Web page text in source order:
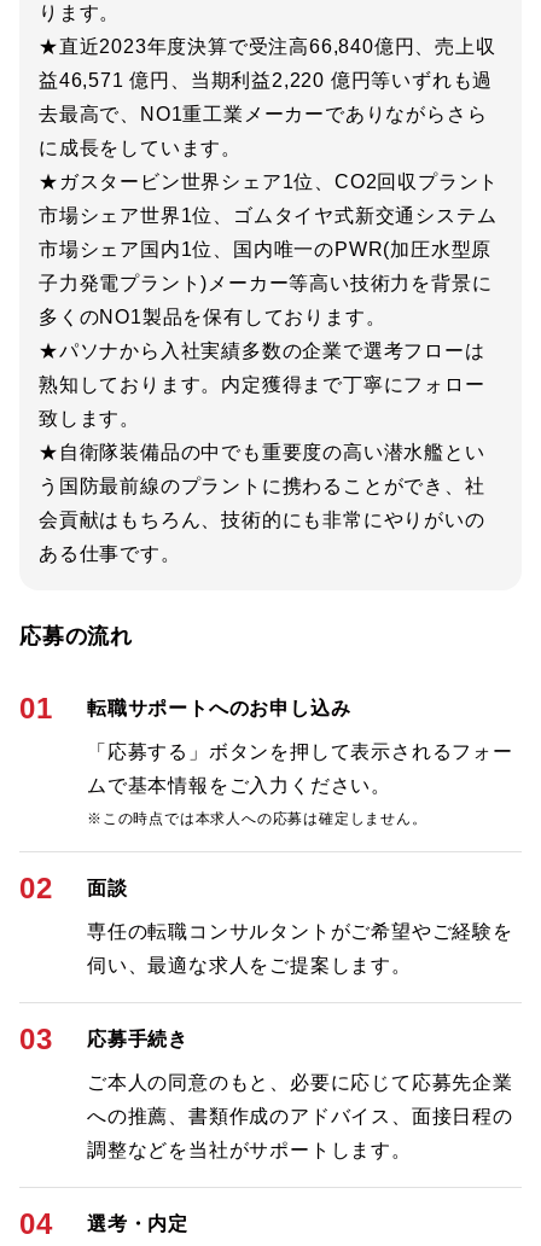
ります。
★直近2023年度決算で受注高66,840億円、売上収
益46,571 億円、当期利益2,220 億円等いずれも過
去最高で、NO1重工業メーカーでありながらさら
に成長をしています。
★ガスタービン世界シェア1位、CO2回収プラント
市場シェア世界1位、ゴムタイヤ式新交通システム
市場シェア国内1位、国内唯一のPWR(加圧水型原
子力発電プラント)メーカー等高い技術力を背景に
多くのNO1製品を保有しております。
★パソナから入社実績多数の企業で選考フローは
熟知しております。内定獲得まで丁寧にフォロー
致します。
★自衛隊装備品の中でも重要度の高い潜水艦とい
う国防最前線のプラントに携わることができ、社
会貢献はもちろん、技術的にも非常にやりがいの
ある仕事です。
応募の流れ
01 転職サポートへのお申し込み
「応募する」ボタンを押して表示されるフォー
ムで基本情報をご入力ください。
※この時点では本求人への応募は確定しません。
02 面談
専任の転職コンサルタントがご希望やご経験を
伺い、最適な求人をご提案します。
03 応募手続き
ご本人の同意のもと、必要に応じて応募先企業
への推薦、書類作成のアドバイス、面接日程の
調整などを当社がサポートします。
04 選考・内定